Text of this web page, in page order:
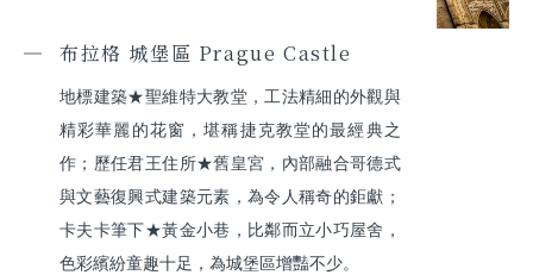
布拉格 城堡區 Prague Castle
地標建築★聖維特⼤教堂，⼯法精細的外觀與
精彩華麗的花窗，堪稱捷克教堂的最經典之
作；歷任君王住所★舊皇宮，內部融合哥德式
與⽂藝復興式建築元素，為令⼈稱奇的鉅獻；
卡夫卡筆下★⿈⾦⼩巷，⽐鄰⽽⽴小巧屋舍，
色彩繽紛童趣十足，為城堡區增豔不少。